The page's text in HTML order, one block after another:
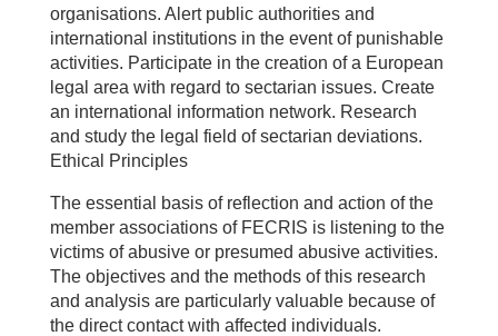
organisations. Alert public authorities and
international institutions in the event of punishable
activities. Participate in the creation of a European
legal area with regard to sectarian issues. Create
an international information network. Research
and study the legal field of sectarian deviations.
Ethical Principles
The essential basis of reflection and action of the
member associations of FECRIS is listening to the
victims of abusive or presumed abusive activities.
The objectives and the methods of this research
and analysis are particularly valuable because of
the direct contact with affected individuals.